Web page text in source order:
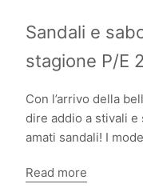
Sandali e
stagione P/E
Con l’arrivo della
dire addio a stivali
amati sandali! I
Read more